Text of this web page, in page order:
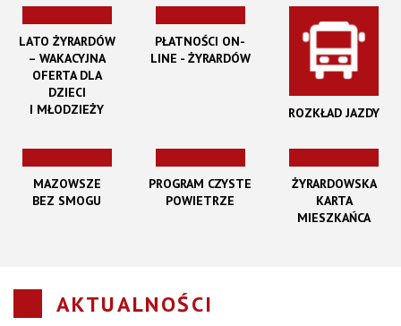
LATO ŻYRARDÓW
– WAKACYJNA
OFERTA DLA
DZIECI
I MŁODZIEŻY
PŁATNOŚCI ON-
LINE - ŻYRARDÓW
ROZKŁAD JAZDY
MAZOWSZE
BEZ SMOGU
PROGRAM CZYSTE
POWIETRZE
ŻYRARDOWSKA
KARTA
MIESZKAŃCA
AKTUALNOŚCI